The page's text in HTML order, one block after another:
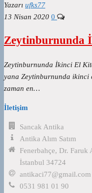
Yazarı ufks77
13 Nisan 2020 0
Zeytinburnunda
Zeytinburnunda İkinci El
yana Zeytinburnunda ikinci
zaman en…
İletişim
Sancak Antika
Antika Alım Satım
Fenerbahçe, Dr.
İstanbul 34724
antikaci77@gmail.com
0531 981 01 90